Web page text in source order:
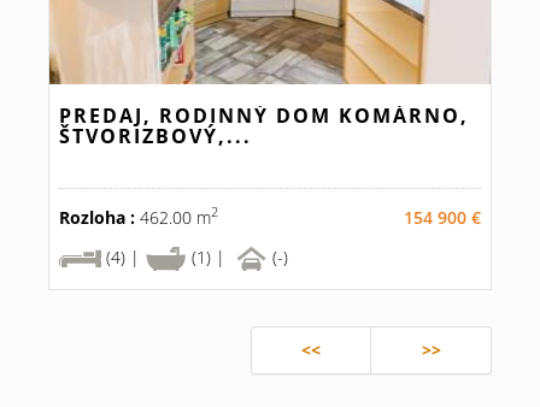
PREDAJ, RODINNÝ DOM KOMÁRNO,
ŠTVORIZBOVÝ,...
Rozloha : 462.00 m2
154 900 €
(4) |
(1) | (-)
<< >>